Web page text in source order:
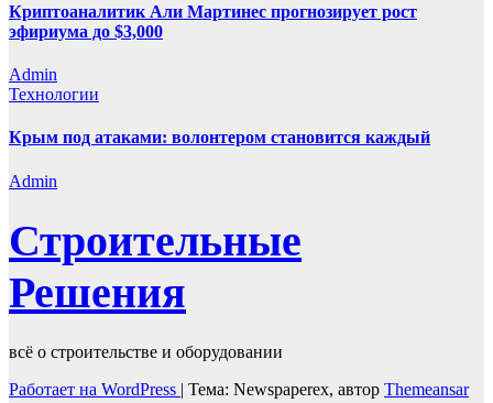
Криптоаналитик Али Мартинес прогнозирует рост
эфириума до $3,000
Admin
Технологии
Крым под атаками: волонтером становится каждый
Admin
Строительные
Решения
всё о строительстве и оборудовании
Работает на WordPress | Тема: Newspaperex, автор Themeansar